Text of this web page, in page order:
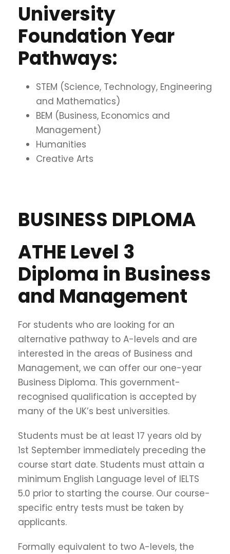
University
Foundation Year
Pathways:
STEM (Science, Technology, Engineering
and Mathematics)
BEM (Business, Economics and
Management)
Humanities
Creative Arts
BUSINESS DIPLOMA
ATHE Level 3
Diploma in Business
and Management
For students who are looking for an
alternative pathway to A-levels and are
interested in the areas of Business and
Management, we can offer our one-year
Business Diploma. This government-
recognised qualification is accepted by
many of the UK’s best universities.
Students must be at least 17 years old by
1st September immediately preceding the
course start date. Students must attain a
minimum English Language level of IELTS
5.0 prior to starting the course. Our course-
specific entry tests must be taken by
applicants.
Formally equivalent to two A-levels, the